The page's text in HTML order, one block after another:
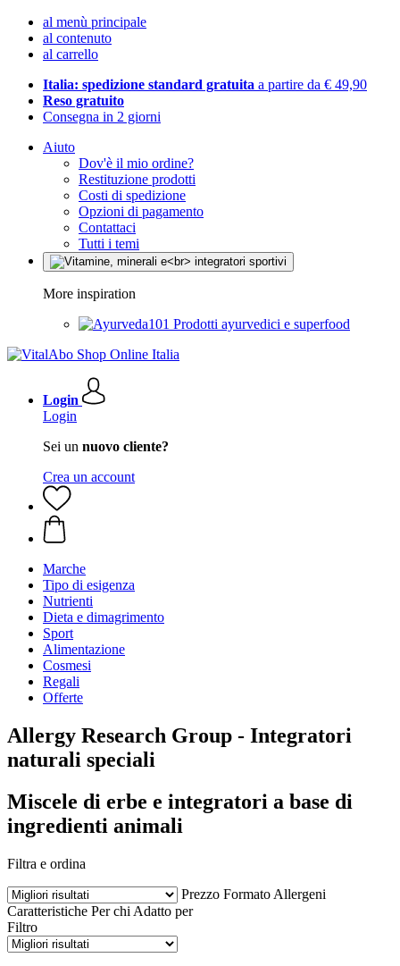
al menù principale
al contenuto
al carrello
Italia: spedizione standard gratuita a partire da € 49,90
Reso gratuito
Consegna in 2 giorni
Aiuto
Dov'è il mio ordine?
Restituzione prodotti
Costi di spedizione
Opzioni di pagamento
Contattaci
Tutti i temi
More inspiration
Prodotti ayurvedici e superfood
Login
Login
Sei un nuovo cliente?
Crea un account
Marche
Tipo di esigenza
Nutrienti
Dieta e dimagrimento
Sport
Alimentazione
Cosmesi
Regali
Offerte
Allergy Research Group - Integratori
naturali speciali
Miscele di erbe e integratori a base di
ingredienti animali
Filtra e ordina
Prezzo Formato Allergeni
Caratteristiche Per chi Adatto per
Filtro